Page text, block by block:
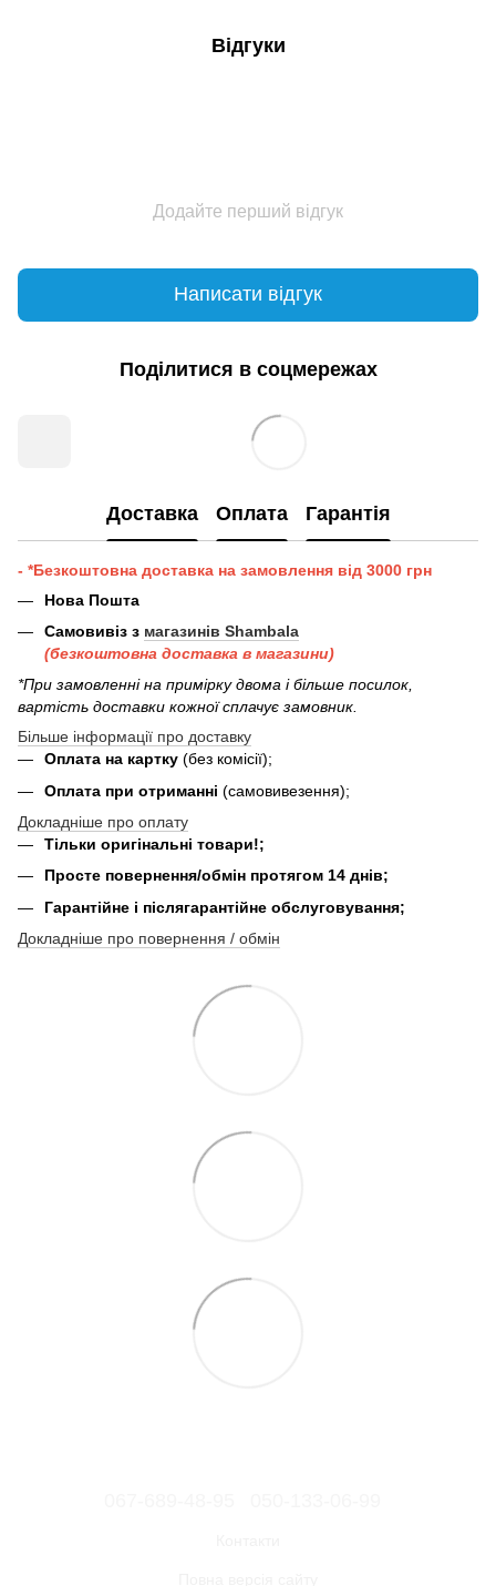
Відгуки
Додайте перший відгук
Написати відгук
Поділитися в соцмережах
Доставка Оплата Гарантія
- *Безкоштовна доставка на замовлення від 3000 грн
Нова Пошта
Самовивіз з магазинів Shambala
(безкоштовна доставка в магазини)
*При замовленні на примірку двома і більше посилок,
вартість доставки кожної сплачує замовник.
Більше інформації про доставку
Оплата на картку (без комісії);
Оплата при отриманні (самовивезення);
Докладніше про оплату
Тільки оригінальні товари!;
Просте повернення/обмін протягом 14 днів;
Гарантійне і післягарантійне обслуговування;
Докладніше про повернення / обмін